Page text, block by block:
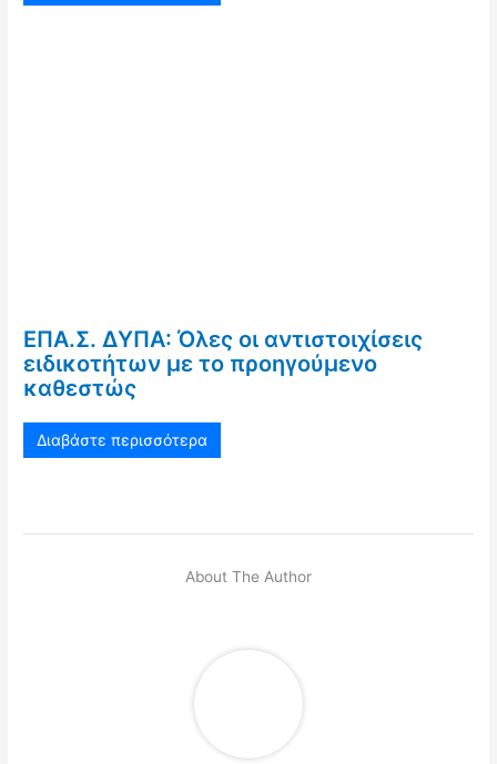
ΕΠΑ.Σ. ΔΥΠΑ: Όλες οι αντιστοιχίσεις
ειδικοτήτων με το προηγούμενο
καθεστώς
Διαβάστε περισσότερα
About The Author